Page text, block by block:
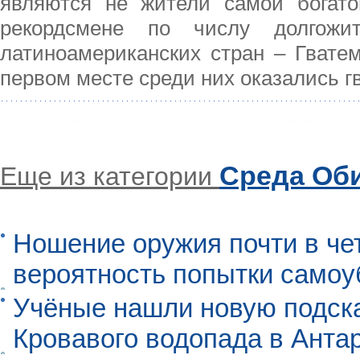
рекордсмене по числу
латиноамериканских стран –
первом месте среди них оказались
Еще из категории Среда
Ношение оружия почти в
вероятность попытки
Учёные нашли новую
Кровавого водопада в